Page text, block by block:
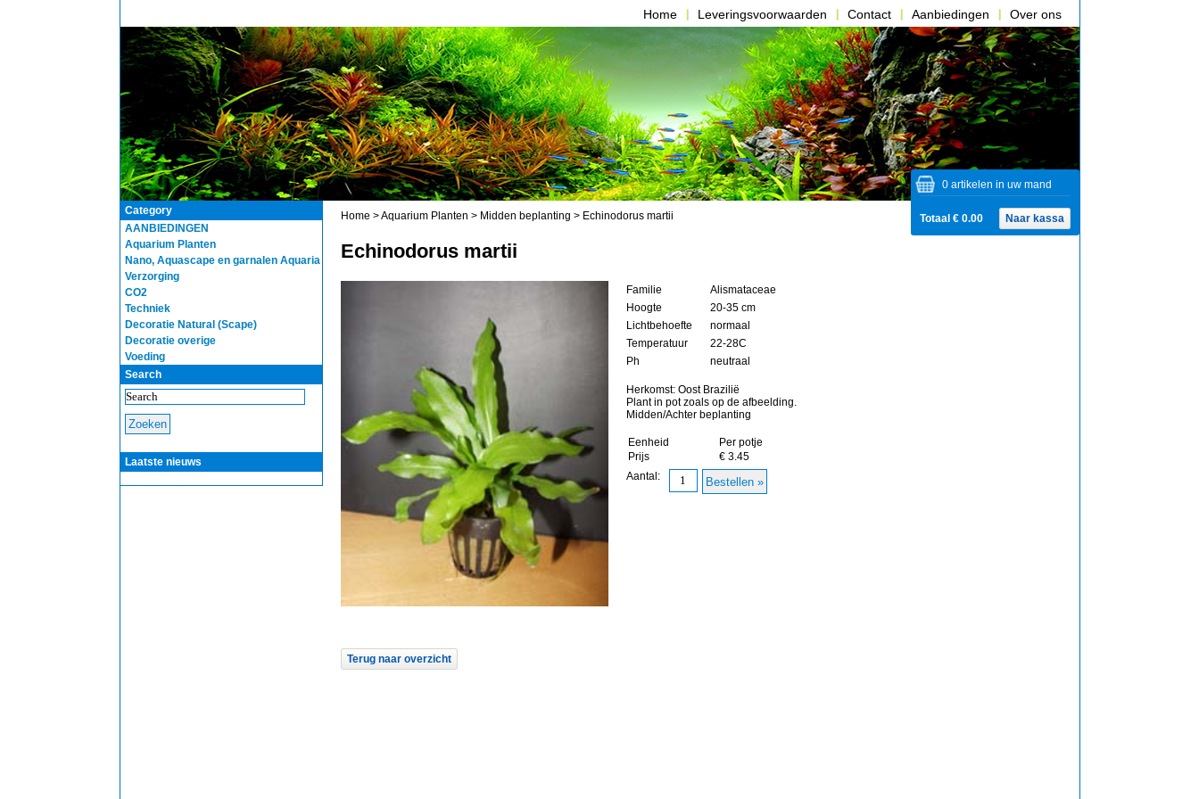
Home Leveringsvoorwaarden Contact Aanbiedingen Over ons
Category
AANBIEDINGEN
Aquarium Planten
Nano, Aquascape en garnalen Aquaria
Verzorging
CO2
Techniek
Decoratie Natural (Scape)
Decoratie overige
Voeding
Search
Laatste nieuws
0 artikelen in uw mand
Totaal € 0.00 Naar kassa
Home >Aquarium Planten > Midden beplanting > Echinodorus martii
Echinodorus martii
Familie
Alismataceae
Hoogte
20-35 cm
Lichtbehoefte
normaal
Temperatuur
22-28C
Ph
neutraal
Herkomst: Oost Brazilië
Plant in pot zoals op de afbeelding.
Midden/Achter beplanting
Eenheid
Per potje
Prijs
€ 3.45
Aantal:
Terug naar overzicht